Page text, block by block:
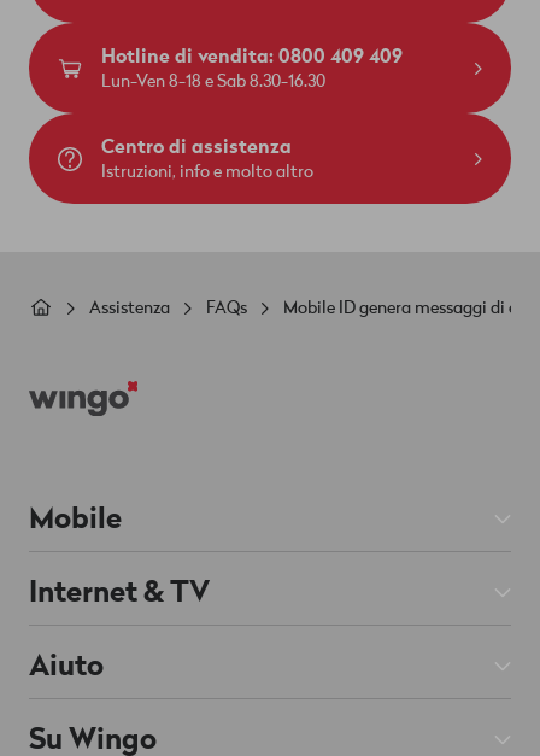
Hotline di vendita: 0800 409 409
Lun-Ven 8-18 e Sab 8.30-16.30
Centro di assistenza
Istruzioni, info e molto altro
BricioleAssistenza FAQs Mobile ID genera messaggi di
Mobile
Abbonamenti Mobile
Prepaid
Roaming & Estero
Smartphone
Internet & TV
Abbonamenti Internet
Abbonamenti TV
Aiuto
Mobile & Roaming
Su Wingo